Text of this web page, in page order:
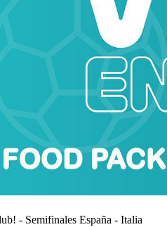
- Semifinales España - Italia